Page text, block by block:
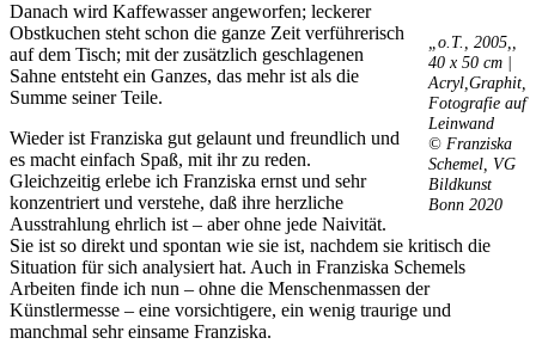
„o.T., 2005,,
40 x 50 cm |
Acryl,Graphit,
Fotografie auf
Leinwand
© Franziska
Schemel, VG
Bildkunst
Bonn 2020
Danach wird Kaffewasser angeworfen; leckerer
Obstkuchen steht schon die ganze Zeit verführerisch
auf dem Tisch; mit der zusätzlich geschlagenen
Sahne entsteht ein Ganzes, das mehr ist als die
Summe seiner Teile.
Wieder ist Franziska gut gelaunt und freundlich und
es macht einfach Spaß, mit ihr zu reden.
Gleichzeitig erlebe ich Franziska ernst und sehr
konzentriert und verstehe, daß ihre herzliche
Ausstrahlung ehrlich ist – aber ohne jede Naivität.
Sie ist so direkt und spontan wie sie ist, nachdem sie kritisch die
Situation für sich analysiert hat. Auch in Franziska Schemels
Arbeiten finde ich nun – ohne die Menschenmassen der
Künstlermesse – eine vorsichtigere, ein wenig traurige und
manchmal sehr einsame Franziska.